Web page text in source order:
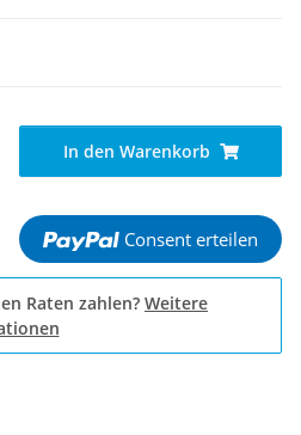
In den Warenkorb
Consent erteilen
Raten zahlen? Weitere